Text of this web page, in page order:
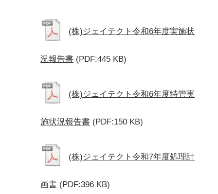
(株)ジェイテクト令和6年度実施状
況報告書 (PDF:445 KB)
(株)ジェイテクト令和6年度特管実
施状況報告書 (PDF:150 KB)
(株)ジェイテクト令和7年度処理計
画書 (PDF:396 KB)